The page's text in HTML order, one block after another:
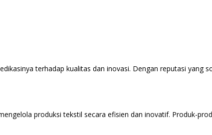
terhadap kualitas dan inovasi. Dengan reputasi yang
produksi tekstil secara efisien dan inovatif. Produk-